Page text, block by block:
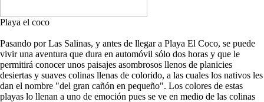
Playa el coco
Pasando por Las Salinas, y antes de llegar a Playa El Coco, se puede
vivir una aventura que dura en automóvil sólo dos horas y que le
permitirá conocer unos paisajes asombrosos llenos de planicies
desiertas y suaves colinas llenas de colorido, a las cuales los nativos les
dan el nombre "del gran cañón en pequeño". Los colores de estas
playas lo llenan a uno de emoción pues se ve en medio de las colinas